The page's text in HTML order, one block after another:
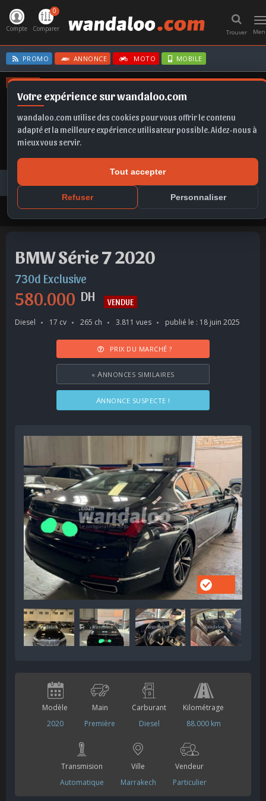
Votre expérience sur wandaloo.com
wandaloo.com utilise des cookies pour vous offrir le contenu
adapté et la meilleure expérience utilisateur possible. Aidez-nous à
mieux vous servir.
Tout accepter
Refuser Personnaliser
Trouver
Compte
0
Comparer
PROMO ANNONCE MOTO MOBILE
OFFRES
CLIO E-TECH FABIA Q5
Toutes les annonces
BMW Série 7 2020 Diesel Occasion Marrakech Maroc
BMW Série 7 2020
730d Exclusive
580.000 DH
VENDUE
Diesel
17 cv 265 ch 3.811 vues publié le : 18 juin 2025
PRIX DU MARCHÉ ?
« ANNONCES SIMILAIRES
ANNONCE SUSPECTE !
Modèle
2020
Main
Première
Carburant
Diesel
Kilométrage
88.000 km
Transmision
Automatique
Ville
Marrakech
Vendeur
Particulier